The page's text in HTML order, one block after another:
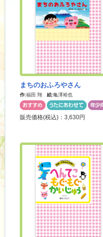
まちのおふろやさん
作:福田 翔 絵:亀澤裕也
販売価格(税込)：3,630円